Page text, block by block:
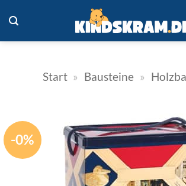
Inhalt
springen
Start » Bausteine »
-0%